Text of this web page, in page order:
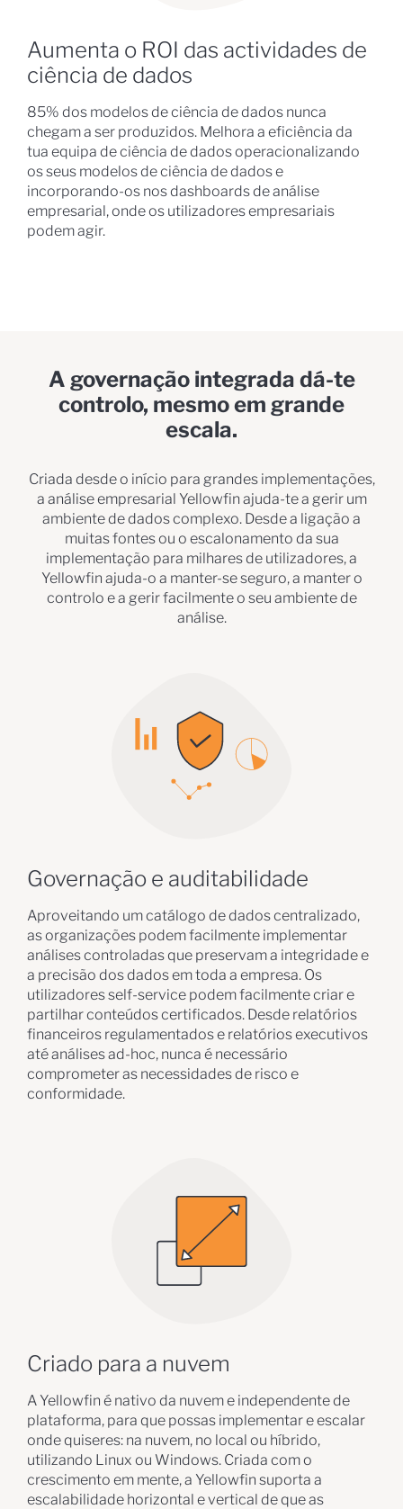
Aumenta o ROI das actividades de
ciência de dados
85% dos modelos de ciência de dados nunca
chegam a ser produzidos. Melhora a eficiência da
tua equipa de ciência de dados operacionalizando
os seus modelos de ciência de dados e
incorporando-os nos dashboards de análise
empresarial, onde os utilizadores empresariais
podem agir.
A governação integrada dá-te
controlo, mesmo em grande
escala.
Criada desde o início para grandes implementações,
a análise empresarial Yellowfin ajuda-te a gerir um
ambiente de dados complexo. Desde a ligação a
muitas fontes ou o escalonamento da sua
implementação para milhares de utilizadores, a
Yellowfin ajuda-o a manter-se seguro, a manter o
controlo e a gerir facilmente o seu ambiente de
análise.
Governação e auditabilidade
Aproveitando um catálogo de dados centralizado,
as organizações podem facilmente implementar
análises controladas que preservam a integridade e
a precisão dos dados em toda a empresa. Os
utilizadores self-service podem facilmente criar e
partilhar conteúdos certificados. Desde relatórios
financeiros regulamentados e relatórios executivos
até análises ad-hoc, nunca é necessário
comprometer as necessidades de risco e
conformidade.
Criado para a nuvem
A Yellowfin é nativo da nuvem e independente de
plataforma, para que possas implementar e escalar
onde quiseres: na nuvem, no local ou híbrido,
utilizando Linux ou Windows. Criada com o
crescimento em mente, a Yellowfin suporta a
escalabilidade horizontal e vertical de que as